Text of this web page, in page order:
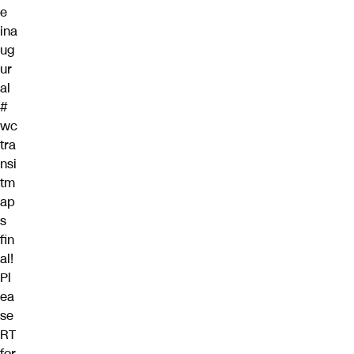
e
ina
ug
ur
al
#
wc
tra
nsi
tm
ap
s
fin
al!
Pl
ea
se
RT